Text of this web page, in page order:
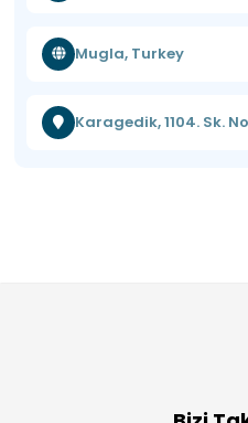
Mugla, Turkey
Karagedik, 1104. Sk.